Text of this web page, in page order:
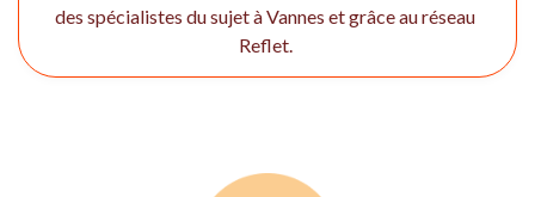
des spécialistes du sujet à Vannes et grâce au réseau
Reflet.